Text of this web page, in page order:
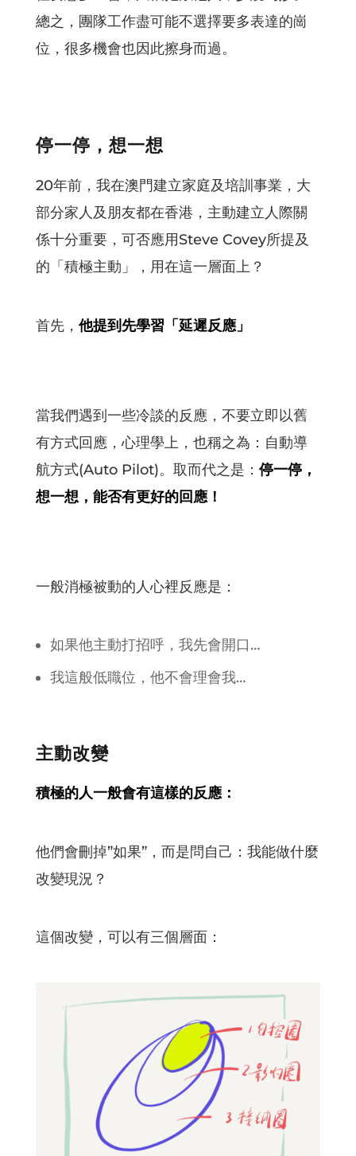
總之，團隊工作盡可能不選擇要多表達的崗
位，很多機會也因此擦身而過。
停一停，想一想
20年前，我在澳門建立家庭及培訓事業，大
部分家人及朋友都在香港，主動建立人際關
係十分重要，可否應用Steve Covey所提及
的「積極主動」，用在這一層面上？
首先， 他提到先學習「延遲反應」
當我們遇到一些冷談的反應，不要立即以舊
有方式回應，心理學上，也稱之為：自動導
航方式(Auto Pilot)。取而代之是： 停一停，
想一想，能否有更好的回應！
一般消極被動的人心裡反應是：
如果他主動打招呼，我先會開口…
我這般低職位，他不會理會我…
主動改變
積極的人一般會有這樣的反應：
他們會刪掉”如果”，而是問自己：我能做什麼
改變現況？
這個改變，可以有三個層面：